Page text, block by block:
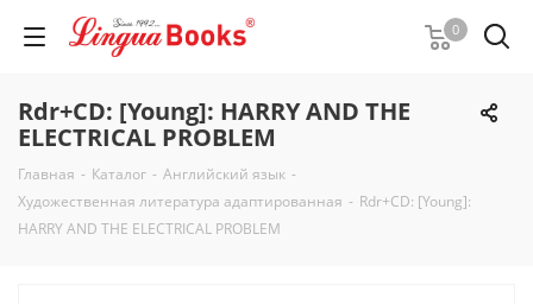
0
Rdr+CD: [Young]: HARRY AND THE
ELECTRICAL PROBLEM
Главная - Каталог - Английский язык -
Художественная литература адаптированная - Rdr+CD: [Young]:
HARRY AND THE ELECTRICAL PROBLEM